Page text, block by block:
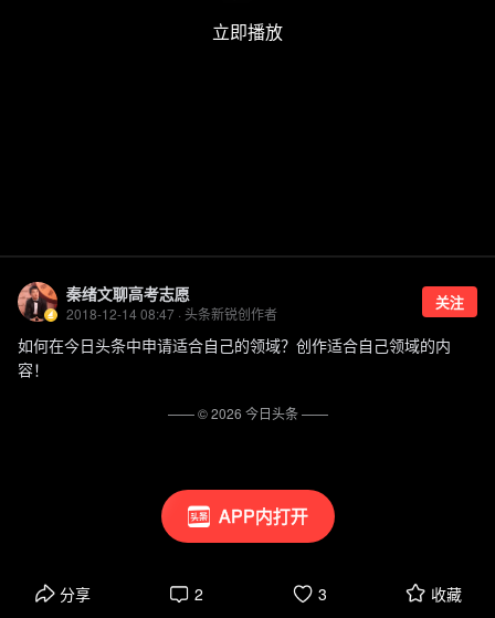
APP内打开
秦绪文聊高考志愿
2018-12-14 08:47 · 头条新锐创作者
关注
如何在今日头条中申请适合自己的领域？创作适合自己领域的内
容！
分享 2 3 收藏
—— ©2026 今日头条——